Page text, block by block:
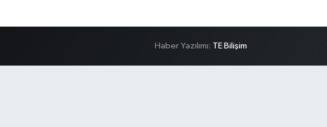
Haber Yazılımı: TE Bilişim